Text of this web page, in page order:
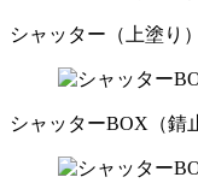
シャッター（上塗り）
シャッターBOX（錆